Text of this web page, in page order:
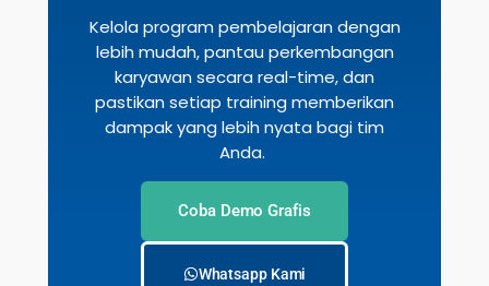
Kelola program pembelajaran dengan
lebih mudah, pantau perkembangan
karyawan secara real-time, dan
pastikan setiap training memberikan
dampak yang lebih nyata bagi tim
Anda.
Coba Demo Grafis
Whatsapp Kami